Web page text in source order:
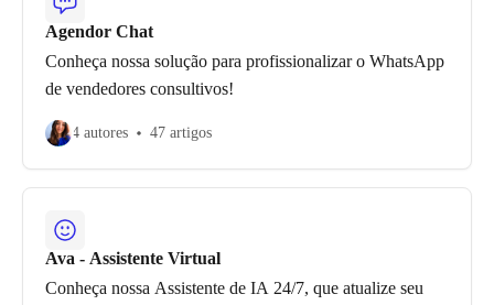
Agendor Chat
Conheça nossa solução para profissionalizar o WhatsApp
de vendedores consultivos!
4 autores 47 artigos
Ava - Assistente Virtual
Conheça nossa Assistente de IA 24/7, que atualize seu